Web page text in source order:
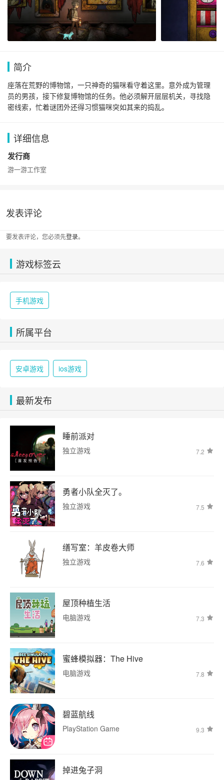
简介
座落在荒野的博物馆，一只神奇的猫咪看守着这里。意外成为管理
员的男孩，接下修复博物馆的任务。他必须解开层层机关，寻找隐
密线索，忙着谜团外还得习惯猫咪突如其来的捣乱。
详细信息
发行商
游一游工作室
发表评论
要发表评论，您必须先登录。
游戏标签云
手机游戏
所属平台
安卓游戏 ios游戏
最新发布
睡前派对
独立游戏 7.2
勇者小队全灭了。
独立游戏 7.5
缮写室：羊皮卷大师
独立游戏 7.6
屋顶种植生活
电脑游戏 7.3
蜜蜂模拟器：The Hive
电脑游戏 7.8
碧蓝航线
PlayStation Game 9.3
掉进兔子洞